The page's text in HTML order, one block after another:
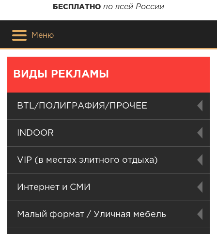
БЕСПЛАТНО по всей России
Меню
ВИДЫ РЕКЛАМЫ
BTL/ПОЛИГРАФИЯ/ПРОЧЕЕ
INDOOR
VIP (в местах элитного отдыха)
Интернет и СМИ
Малый формат / Уличная мебель